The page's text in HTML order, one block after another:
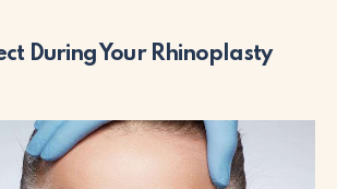
During Your Rhinoplasty